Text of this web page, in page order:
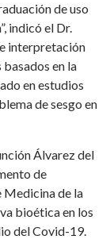
de uso
indicó el Dr.
interpretación
en la
en estudios
de sesgo en
Álvarez del
de
Medicina de la
bioética en los
del Covid-19.